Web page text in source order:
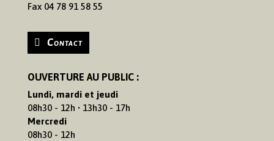
Fax 04 78 91 58 55
Contact
OUVERTURE AU PUBLIC :
Lundi, mardi et jeudi
08h30 - 12h • 13h30 - 17h
Mercredi
08h30 - 12h